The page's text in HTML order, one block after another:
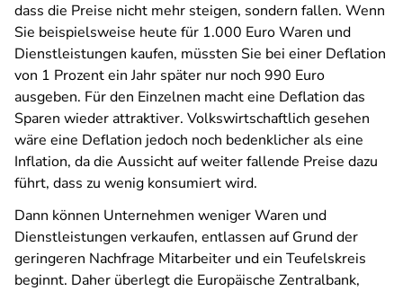
dass die Preise nicht mehr steigen, sondern fallen. Wenn
Sie beispielsweise heute für 1.000 Euro Waren und
Dienstleistungen kaufen, müssten Sie bei einer Deflation
von 1 Prozent ein Jahr später nur noch 990 Euro
ausgeben. Für den Einzelnen macht eine Deflation das
Sparen wieder attraktiver. Volkswirtschaftlich gesehen
wäre eine Deflation jedoch noch bedenklicher als eine
Inflation, da die Aussicht auf weiter fallende Preise dazu
führt, dass zu wenig konsumiert wird.
Dann können Unternehmen weniger Waren und
Dienstleistungen verkaufen, entlassen auf Grund der
geringeren Nachfrage Mitarbeiter und ein Teufelskreis
beginnt. Daher überlegt die Europäische Zentralbank,